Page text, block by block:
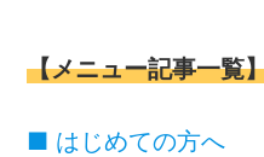
【メニュー記事一覧
■ はじめての方へ